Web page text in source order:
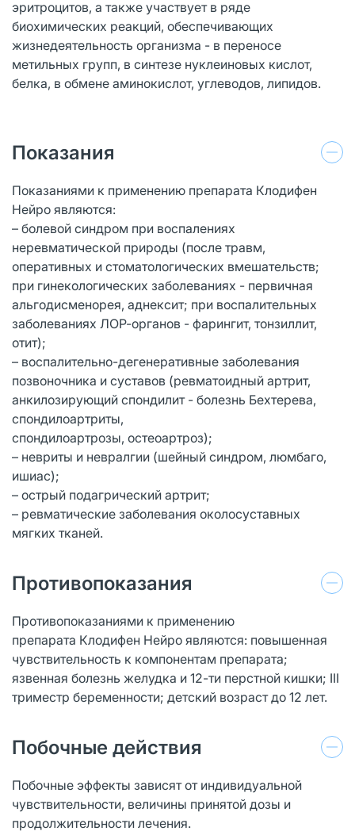
эритроцитов, а также участвует в ряде
биохимических реакций, обеспечивающих
жизнедеятельность организма - в переносе
метильных групп, в синтезе нуклеиновых кислот,
белка, в обмене аминокислот, углеводов, липидов.
Показания
Показаниями к применению препарата Клодифен
Нейро являются:
– болевой синдром при воспалениях
неревматической природы (после травм,
оперативных и стоматологических вмешательств;
при гинекологических заболеваниях - первичная
альгодисменорея, аднексит; при воспалительных
заболеваниях ЛОР-органов - фарингит, тонзиллит,
отит);
– воспалительно-дегенеративные заболевания
позвоночника и суставов (ревматоидный артрит,
анкилозирующий спондилит - болезнь Бехтерева,
спондилоартриты,
спондилоартрозы, остеоартроз);
– невриты и невралгии (шейный синдром, люмбаго,
ишиас);
– острый подагрический артрит;
– ревматические заболевания околосуставных
мягких тканей.
Противопоказания
Противопоказаниями к применению
препарата Клодифен Нейро являются: повышенная
чувствительность к компонентам препарата;
язвенная болезнь желудка и 12-ти перстной кишки; III
триместр беременности; детский возраст до 12 лет.
Побочные действия
Побочные эффекты зависят от индивидуальной
чувствительности, величины принятой дозы и
продолжительности лечения.